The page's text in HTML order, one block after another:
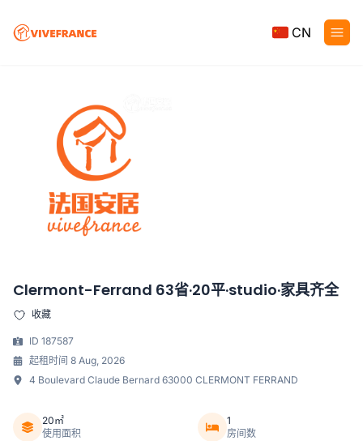
CN
Clermont-Ferrand 63省·20平·studio·家具齐全
收藏
ID 187587
起租时间 8 Aug, 2026
4 Boulevard Claude Bernard 63000 CLERMONT FERRAND
20㎡
使用面积
1
房间数